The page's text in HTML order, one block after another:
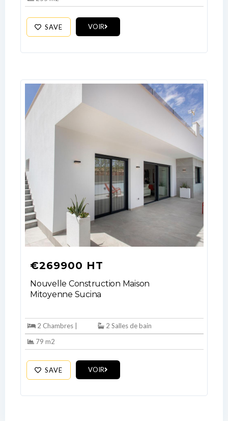
SAVE VOIR
€269900 HT
Nouvelle Construction Maison
Mitoyenne Sucina
2 Chambres |
2 Salles de bain
79 m2
SAVE VOIR
Password
No apps configured. Please contact
your administrator.